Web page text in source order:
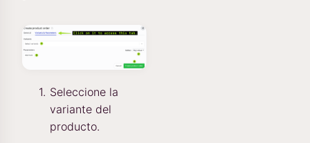
Seleccione la
variante del
producto.